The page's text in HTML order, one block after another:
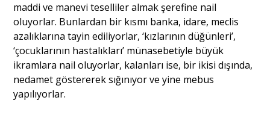
maddi ve manevi teselliler almak şerefine nail
oluyorlar. Bunlardan bir kısmı banka, idare, meclis
azalıklarına tayin ediliyorlar, ‘kızlarının düğünleri’,
‘çocuklarının hastalıkları’ münasebetiyle büyük
ikramlara nail oluyorlar, kalanları ise, bir ikisi dışında,
nedamet göstererek sığınıyor ve yine mebus
yapılıyorlar.